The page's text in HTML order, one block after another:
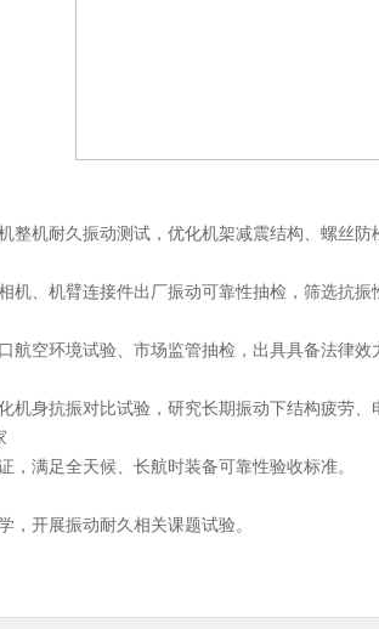
整机耐久振动测试，优化机架减震结构、螺丝防
机、机臂连接件出厂振动可靠性抽检，筛选抗振
航空环境试验、市场监管抽检，出具具备法律效
机身抗振对比试验，研究长期振动下结构疲劳、
，满足全天候、长航时装备可靠性验收标准。
，开展振动耐久相关课题试验。